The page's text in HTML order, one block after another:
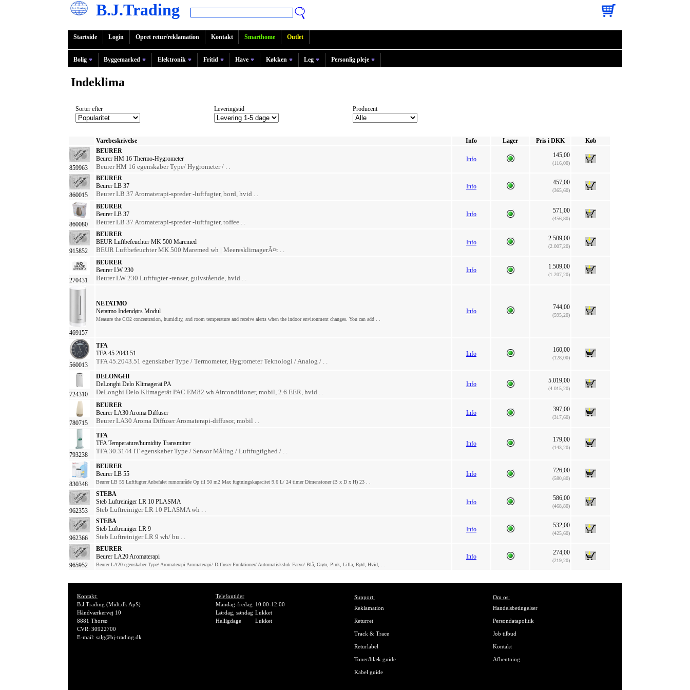
B.J.Trading
Startside Login Opret retur/reklamation Kontakt Smarthome Outlet
Bolig Byggemarked Elektronik Fritid Have Køkken Leg Personlig pleje
Indeklima
Sorter efter Leveringstid Producent
Varebeskrivelse Info Lager Pris i DKK Køb
859963
BEURER
Beurer HM 16 Thermo-Hygrometer
Beurer HM 16 egenskaber Type/ Hygrometer / . .
Info
145,00
(116,00)
860015
BEURER
Beurer LB 37
Beurer LB 37 Aromaterapi-spreder -luftfugter, bord, hvid . .
Info
457,00
(365,60)
860080
BEURER
Beurer LB 37
Beurer LB 37 Aromaterapi-spreder -luftfugter, toffee . .
Info 571,00
(456,80)
915852
BEURER
BEUR Luftbefeuchter MK 500 Maremed
BEUR Luftbefeuchter MK 500 Maremed wh | MeeresklimagerÃ¤t . .
Info
2.509,00
(2.007,20)
270431
BEURER
Beurer LW 230
Beurer LW 230 Luftfugter -renser, gulvstående, hvid . .
Info 1.509,00
(1.207,20)
469157
NETATMO
Netatmo Indendørs Modul
Measure the CO2 concentration, humidity, and room temperature and receive alerts when the indoor environment changes. You can add . .
Info
744,00
(595,20)
560013
TFA
TFA 45.2043.51
TFA 45.2043.51 egenskaber Type / Termometer, Hygrometer Teknologi / Analog / . .
Info
160,00
(128,00)
724310
DELONGHI
DeLonghi Delo Klimagerät PA
DeLonghi Delo Klimagerät PAC EM82 wh Airconditioner, mobil, 2.6 EER, hvid . .
Info 5.019,00
(4.015,20)
780715
BEURER
Beurer LA30 Aroma Diffuser
Beurer LA30 Aroma Diffuser Aromaterapi-diffusor, mobil . .
Info 397,00
(317,60)
793238
TFA
TFA Temperature/humidity Transmitter
TFA 30.3144 IT egenskaber Type / Sensor Måling / Luftfugtighed / . .
Info
179,00
(143,20)
830348
BEURER
Beurer LB 55
Beurer LB 55 Luftfugter Anbefalet rumområde Op til 50 m2 Max fugtningskapacitet 9.6 L/ 24 timer Dimensioner (B x D x H) 23 . .
Info 726,00
(580,80)
962353
STEBA
Steb Luftreiniger LR 10 PLASMA
Steb Luftreiniger LR 10 PLASMA wh . .
Info
586,00
(468,80)
962366
STEBA
Steb Luftreiniger LR 9
Steb Luftreiniger LR 9 wh/ bu . .
Info
532,00
(425,60)
965952
BEURER
Beurer LA20 Aromaterapi
Beurer LA20 egenskaber Type/ Aromaterapi Aromaterapi/ Diffuser Funktioner/ Automatisksluk Farve/ Blå, Grøn, Pink, Lilla, Rød, Hvid, . .
Info
274,00
(219,20)
Kontakt:
B.J.Trading (Midt.dk ApS)
Håndværkervej 10
8881 Thorsø
CVR: 30922700
E-mail: salg@bj-trading.dk
Telefontider
Mandag-fredag 10.00-12.00
Lørdag, søndag Lukket
Helligdage
Lukket
Support:
Reklamation
Returret
Track & Trace
Returlabel
Toner/blæk guide
Kabel guide
Om os:
Handelsbetingelser
Persondatapolitik
Job tilbud
Kontakt
Afhentning